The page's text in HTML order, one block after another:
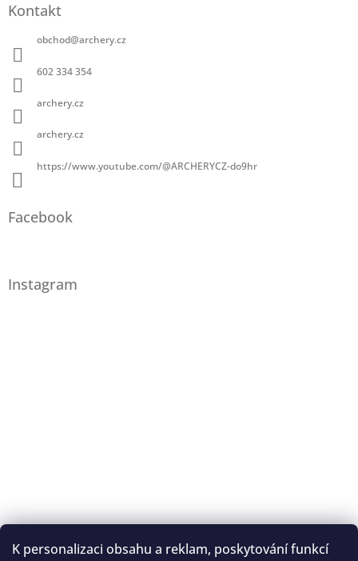
K personalizaci obsahu a reklam, poskytování funkcí
Kontakt
obchod@archery.cz
602 334 354
archery.cz
archery.cz
https://www.youtube.com/@ARCHERYCZ-do9hr
Facebook
Instagram